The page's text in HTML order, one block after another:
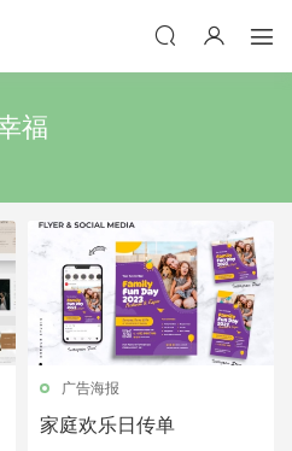
福
广告海报
家庭欢乐日传单